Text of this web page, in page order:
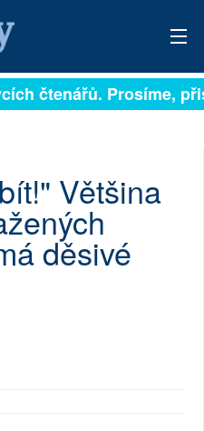
čtenářů. Prosíme,
Většina
děsivé